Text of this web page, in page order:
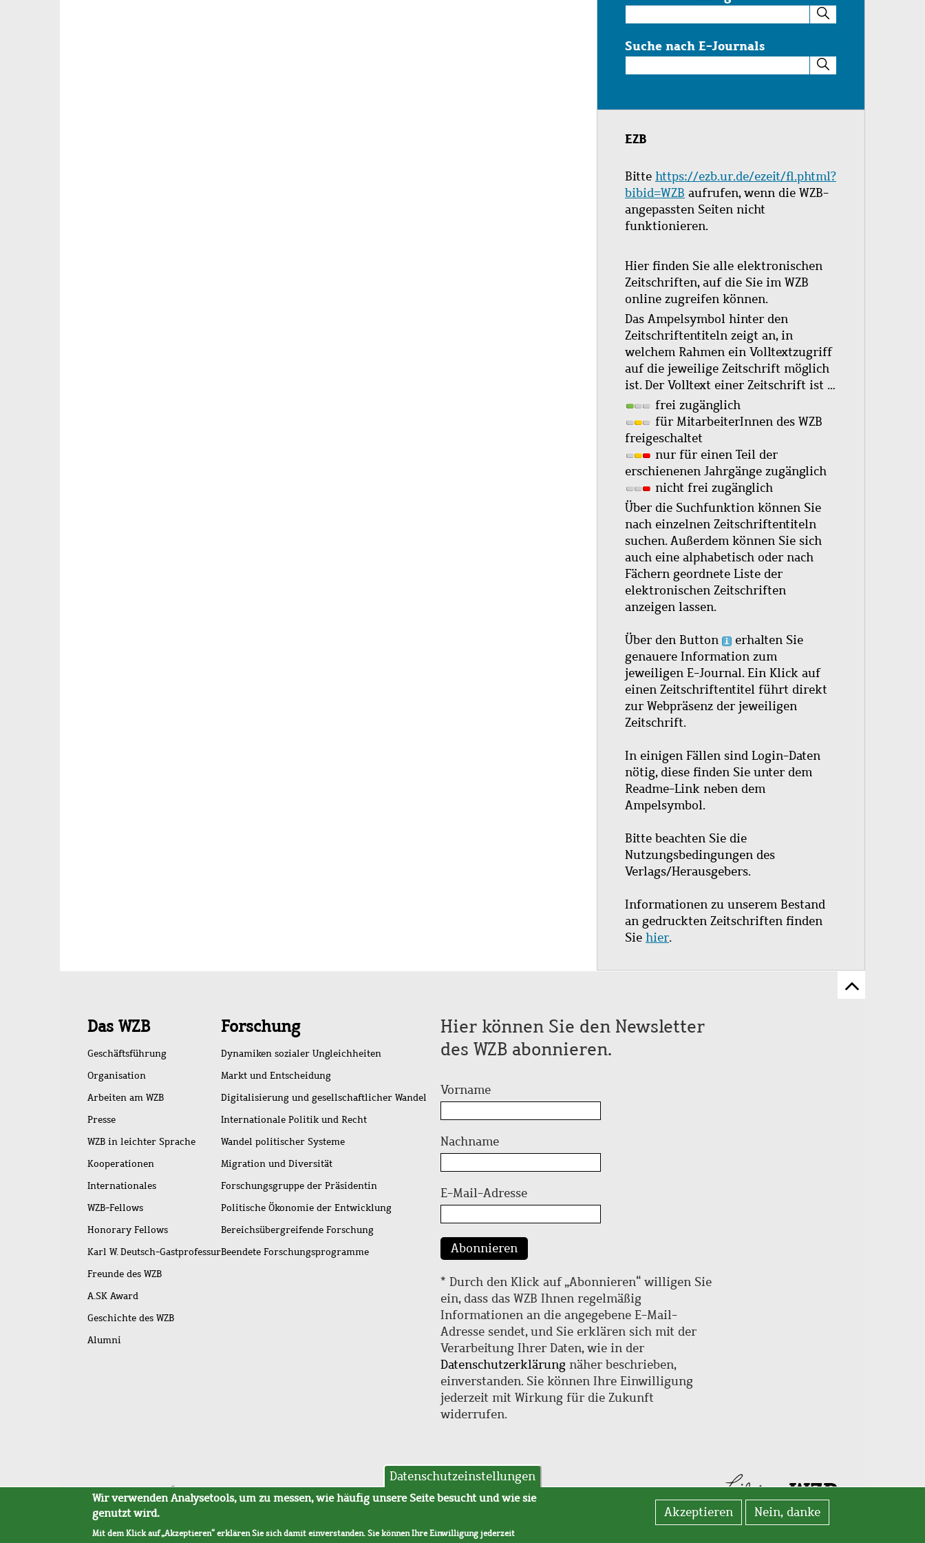
im
Katalog
Suche nach E-Journals
nach
Journals
EZB
Bitte https://ezb.ur.de/ezeit/fl.phtml?
bibid=WZB aufrufen, wenn die WZB-
angepassten Seiten nicht
funktionieren.
Hier finden Sie alle elektronischen
Zeitschriften, auf die Sie im WZB
online zugreifen können.
Das Ampelsymbol hinter den
Zeitschriftentiteln zeigt an, in
welchem Rahmen ein Volltextzugriff
auf die jeweilige Zeitschrift möglich
ist. Der Volltext einer Zeitschrift ist …
frei zugänglich
für MitarbeiterInnen des WZB
freigeschaltet
nur für einen Teil der
erschienenen Jahrgänge zugänglich
nicht frei zugänglich
Über die Suchfunktion können Sie
nach einzelnen Zeitschriftentiteln
suchen. Außerdem können Sie sich
auch eine alphabetisch oder nach
Fächern geordnete Liste der
elektronischen Zeitschriften
anzeigen lassen.
Über den Button
erhalten Sie
genauere Information zum
jeweiligen E-Journal. Ein Klick auf
einen Zeitschriftentitel führt direkt
zur Webpräsenz der jeweiligen
Zeitschrift.
In einigen Fällen sind Login-Daten
nötig, diese finden Sie unter dem
Readme-Link neben dem
Ampelsymbol.
Bitte beachten Sie die
Nutzungsbedingungen des
Verlags/Herausgebers.
Informationen zu unserem Bestand
an gedruckten Zeitschriften finden
Sie hier.
Zum
Schnellzugriff
Das WZB
Geschäftsführung
Organisation
Arbeiten am WZB
Presse
WZB in leichter Sprache
Kooperationen
Internationales
WZB-Fellows
Honorary Fellows
Karl W. Deutsch-Gastprofessur
Freunde des WZB
A.SK Award
Geschichte des WZB
Alumni
Forschung
Dynamiken sozialer Ungleichheiten
Markt und Entscheidung
Digitalisierung und gesellschaftlicher Wandel
Internationale Politik und Recht
Wandel politischer Systeme
Migration und Diversität
Forschungsgruppe der Präsidentin
Politische Ökonomie der Entwicklung
Bereichsübergreifende Forschung
Beendete Forschungsprogramme
Hier können Sie den Newsletter
des WZB abonnieren.
Vorname
Nachname
E-Mail-Adresse
Abonnieren
* Durch den Klick auf „Abonnieren“ willigen Sie
ein, dass das WZB Ihnen regelmäßig
Informationen an die angegebene E-Mail-
Adresse sendet, und Sie erklären sich mit der
Verarbeitung Ihrer Daten, wie in der
Datenschutzerklärung näher beschrieben,
einverstanden. Sie können Ihre Einwilligung
jederzeit mit Wirkung für die Zukunft
widerrufen.
Fußleistenmenü
SitemapBarrierefreiheitImpressumDatenschutzAVB
Datenschutzeinstellungen
Wir verwenden Analysetools, um zu messen, wie häufig unsere Seite besucht und wie sie
genutzt wird.
Mit dem Klick auf „Akzeptieren“ erklären Sie sich damit einverstanden. Sie können Ihre Einwilligung jederzeit
Akzeptieren Nein, danke